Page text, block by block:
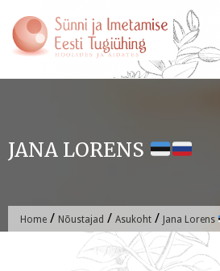
content
JANA LORENS
Home / Nõustajad / Asukoht / Jana Lorens